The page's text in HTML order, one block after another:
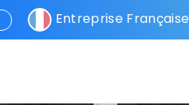
Entreprise Française